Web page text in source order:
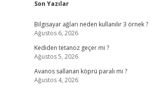
Son Yazılar
Bilgisayar ağları neden kullanılır 3 örnek ?
Ağustos 6, 2026
Kediden tetanoz geçer mi ?
Ağustos 5, 2026
Avanos sallanan köprü paralı mı ?
Ağustos 4, 2026